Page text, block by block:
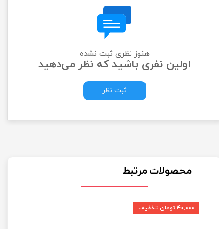
هنوز نظری ثبت نشده
اولین نفری باشید که نظر می‌دهید
ثبت نظر
محصولات مرتبط
۴۰,۰۰۰ تومان تخفیف